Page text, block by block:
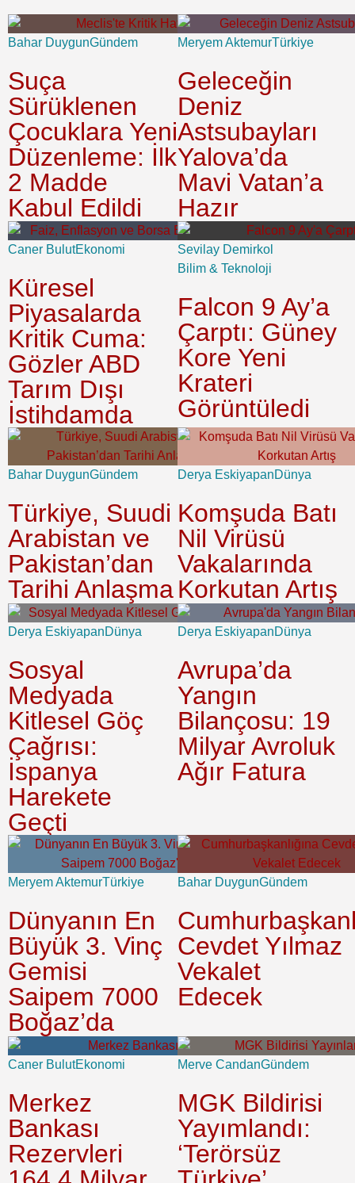
Bahar DuygunGündem
Suça
Sürüklenen
Çocuklara Yeni
Düzenleme: İlk
2 Madde
Kabul Edildi
Meryem AktemurTürkiye
Geleceğin
Deniz
Astsubayları
Yalova’da
Mavi Vatan’a
Hazır
Caner BulutEkonomi
Küresel
Piyasalarda
Kritik Cuma:
Gözler ABD
Tarım Dışı
İstihdamda
Sevilay Demirkol
Bilim & Teknoloji
Falcon 9 Ay’a
Çarptı: Güney
Kore Yeni
Krateri
Görüntüledi
Bahar DuygunGündem
Türkiye, Suudi
Arabistan ve
Pakistan’dan
Tarihi Anlaşma
Derya EskiyapanDünya
Komşuda Batı
Nil Virüsü
Vakalarında
Korkutan Artış
Derya EskiyapanDünya
Sosyal
Medyada
Kitlesel Göç
Çağrısı:
İspanya
Harekete
Geçti
Derya EskiyapanDünya
Avrupa’da
Yangın
Bilançosu: 19
Milyar Avroluk
Ağır Fatura
Meryem AktemurTürkiye
Dünyanın En
Büyük 3. Vinç
Gemisi
Saipem 7000
Boğaz’da
Bahar DuygunGündem
Cevdet Yılmaz
Vekalet
Edecek
Caner BulutEkonomi
Merkez
Bankası
Rezervleri
Merve CandanGündem
MGK Bildirisi
Yayımlandı:
‘Terörsüz